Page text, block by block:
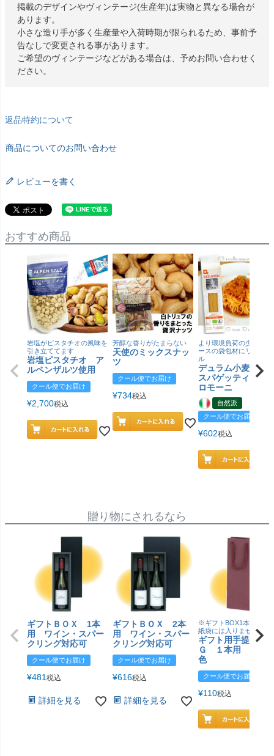
掲載のデザインやヴィンテージ(生産年)は実物と異なる場合が
あります。
小さな造り手が多く生産量や入荷時期が限られるため、事前予
告なしで変更される事があります。
ご希望のヴィンテージなどがある場合は、予めお問い合わせく
ださい。
返品特約について
商品についてのお問い合わせ
レビューを書く
おすすめ商品
岩塩がピスタチオの風味を
引き立ててます
岩塩ピスタチオ ア
ルペンザルツ使用
クール便でお届け
¥2,700税込
芳醇な香りがたまらない
天使のミックスナッ
ツ
クール便でお届け
¥734税込
より環境負荷の少ない紙
ースの袋包材にリニュー
ル
デュラム小麦 有
スパゲッティ／ジ
ロモーニ
自然派
クール便でお届け
¥602税込
贈り物にされるなら
ギフトＢＯＸ 1本
用 ワイン・スパー
クリング対応可
クール便でお届け
¥481税込
詳細を見る
ギフトＢＯＸ 2本
用 ワイン・スパー
クリング対応可
クール便でお届け
¥616税込
詳細を見る
※ギフトBOX1本用はこ
紙袋には入りません
ギフト用手提げＢ
Ｇ １本用 エン
色
クール便でお届け
¥110税込